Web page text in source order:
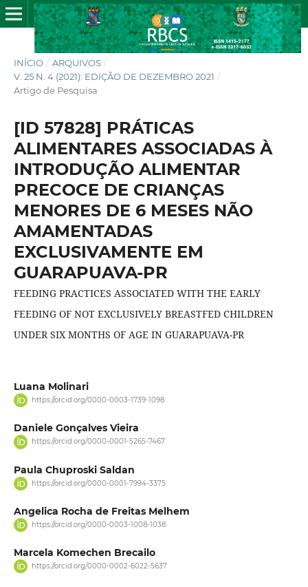
INÍCIO / ARQUIVOS /
V. 25 N. 4 (2021): EDIÇÃO DE DEZEMBRO 2021 /
Artigo de Pesquisa
[ID 57828] PRÁTICAS
ALIMENTARES ASSOCIADAS À
INTRODUÇÃO ALIMENTAR
PRECOCE DE CRIANÇAS
MENORES DE 6 MESES NÃO
AMAMENTADAS
EXCLUSIVAMENTE EM
GUARAPUAVA-PR
FEEDING PRACTICES ASSOCIATED WITH THE EARLY
FEEDING OF NOT EXCLUSIVELY BREASTFED CHILDREN
UNDER SIX MONTHS OF AGE IN GUARAPUAVA-PR
Luana Molinari
https://orcid.org/0000-0003-1739-1098
Daniele Gonçalves Vieira
https://orcid.org/0000-0001-5265-7467
Paula Chuproski Saldan
https://orcid.org/0000-0001-7994-3375
Angelica Rocha de Freitas Melhem
https://orcid.org/0000-0003-1008-1038
Marcela Komechen Brecailo
https://orcid.org/0000-0002-6022-5637